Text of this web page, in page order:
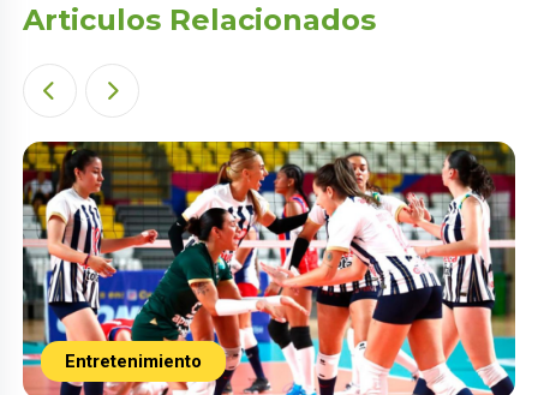
Articulos Relacionados
Entretenimiento